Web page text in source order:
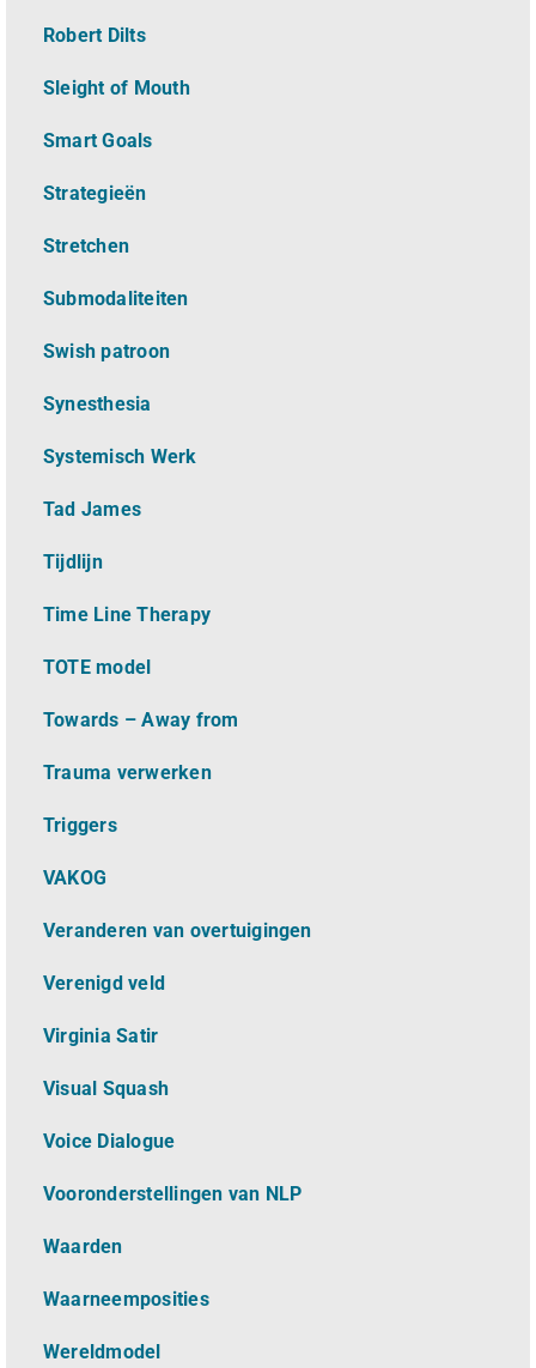
Robert Dilts
Sleight of Mouth
Smart Goals
Strategieën
Stretchen
Submodaliteiten
Swish patroon
Synesthesia
Systemisch Werk
Tad James
Tijdlijn
Time Line Therapy
TOTE model
Towards – Away from
Trauma verwerken
Triggers
VAKOG
Veranderen van overtuigingen
Verenigd veld
Virginia Satir
Visual Squash
Voice Dialogue
Vooronderstellingen van NLP
Waarden
Waarneemposities
Wereldmodel